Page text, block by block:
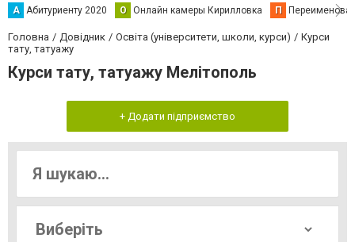
А Абитуриенту 2020 О Онлайн камеры Кирилловка П
Головна Довідник Освіта (університети, школи, курси)
Курси
тату, татуажу
Курси тату, татуажу Мелітополь
+ Додати підприємство